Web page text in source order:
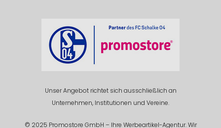
Unser Angebot richtet sich ausschließlich an
Unternehmen, Institutionen und Vereine.
© 2025 Promostore GmbH – Ihre Werbeartikel-Agentur. Wir